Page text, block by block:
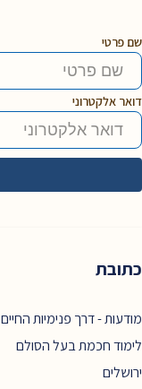
שם פרטי
דואר אלקטרוני
כתובת
מודעות - דרך פנימיות החיים
לימוד חכמת בעל הסולם
ירושלים